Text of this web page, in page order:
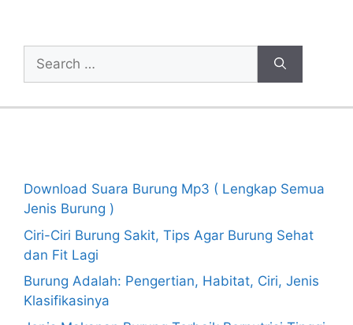
Search
for:
Download Suara Burung Mp3 ( Lengkap Semua
Jenis Burung )
Ciri-Ciri Burung Sakit, Tips Agar Burung Sehat
dan Fit Lagi
Burung Adalah: Pengertian, Habitat, Ciri, Jenis
Klasifikasinya